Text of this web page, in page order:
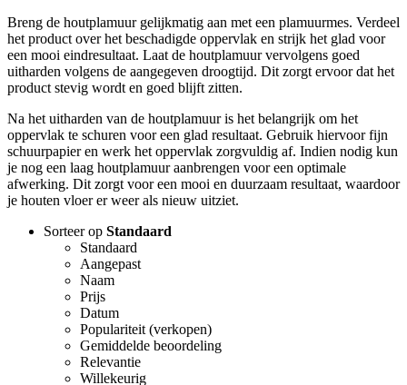
Breng de houtplamuur gelijkmatig aan met een plamuurmes. Verdeel
het product over het beschadigde oppervlak en strijk het glad voor
een mooi eindresultaat. Laat de houtplamuur vervolgens goed
uitharden volgens de aangegeven droogtijd. Dit zorgt ervoor dat het
product stevig wordt en goed blijft zitten.
Na het uitharden van de houtplamuur is het belangrijk om het
oppervlak te schuren voor een glad resultaat. Gebruik hiervoor fijn
schuurpapier en werk het oppervlak zorgvuldig af. Indien nodig kun
je nog een laag houtplamuur aanbrengen voor een optimale
afwerking. Dit zorgt voor een mooi en duurzaam resultaat, waardoor
je houten vloer er weer als nieuw uitziet.
Sorteer op Standaard
Standaard
Aangepast
Naam
Prijs
Datum
Populariteit (verkopen)
Gemiddelde beoordeling
Relevantie
Willekeurig